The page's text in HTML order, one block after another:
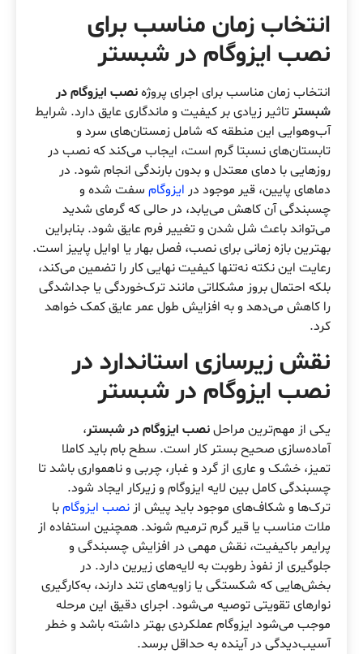
انتخاب زمان مناسب برای
نصب ایزوگام در شبستر
انتخاب زمان مناسب برای اجرای پروژهنصب ایزوگام در
شبستر تاثیر زیادی بر کیفیت و ماندگاری عایق دارد. شرایط
آب‌وهوایی این منطقه که شامل زمستان‌های سرد و
تابستان‌های نسبتا گرم است، ایجاب می‌کند که نصب در
روزهایی با دمای معتدل و بدون بارندگی انجام شود. در
دماهای پایین، قیر موجود در ایزوگام سفت شده و
چسبندگی آن کاهش می‌یابد، در حالی که گرمای شدید
می‌تواند باعث شل شدن و تغییر فرم عایق شود. بنابراین
بهترین بازه زمانی برای نصب، فصل بهار یا اوایل پاییز است.
رعایت این نکته نه‌تنها کیفیت نهایی کار را تضمین می‌کند،
بلکه احتمال بروز مشکلاتی مانند ترک‌خوردگی یا جداشدگی
را کاهش می‌دهد و به افزایش طول عمر عایق کمک خواهد
کرد.
نقش زیرسازی استاندارد در
نصب ایزوگام در شبستر
یکی از مهم‌ترین مراحلنصب ایزوگام در شبستر،
آماده‌سازی صحیح بستر کار است. سطح بام باید کاملا
تمیز، خشک و عاری از گرد و غبار، چربی و ناهمواری باشد تا
چسبندگی کامل بین لایه ایزوگام و زیرکار ایجاد شود.
ترک‌ها و شکاف‌های موجود باید پیش از نصب ایزوگامبا
ملات مناسب یا قیر گرم ترمیم شوند. همچنین استفاده از
پرایمر باکیفیت، نقش مهمی در افزایش چسبندگی و
جلوگیری از نفوذ رطوبت به لایه‌های زیرین دارد. در
بخش‌هایی که شکستگی یا زاویه‌های تند دارند، به‌کارگیری
نوارهای تقویتی توصیه می‌شود. اجرای دقیق این مرحله
موجب می‌شود ایزوگام عملکردی بهتر داشته باشد و خطر
آسیب‌دیدگی در آینده به حداقل برسد.